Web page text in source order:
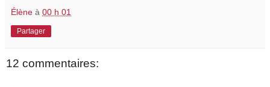
Élène à 00 h 01
Partager
12 commentaires: